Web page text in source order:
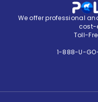
We offer professional
cost-
Toll-
1-888-U-